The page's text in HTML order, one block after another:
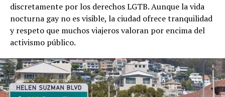
discretamente por los derechos LGTB. Aunque la vida
nocturna gay no es visible, la ciudad ofrece tranquilidad
y respeto que muchos viajeros valoran por encima del
activismo público.